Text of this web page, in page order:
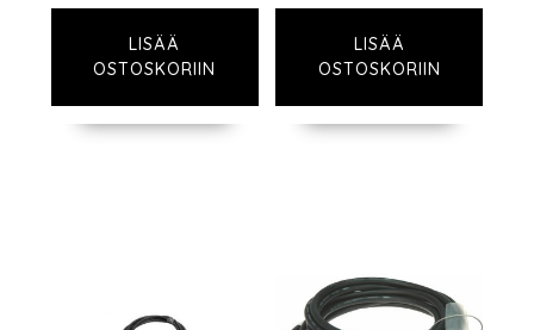
LISÄÄ
OSTOSKORIIN
LISÄÄ
OSTOSKORIIN